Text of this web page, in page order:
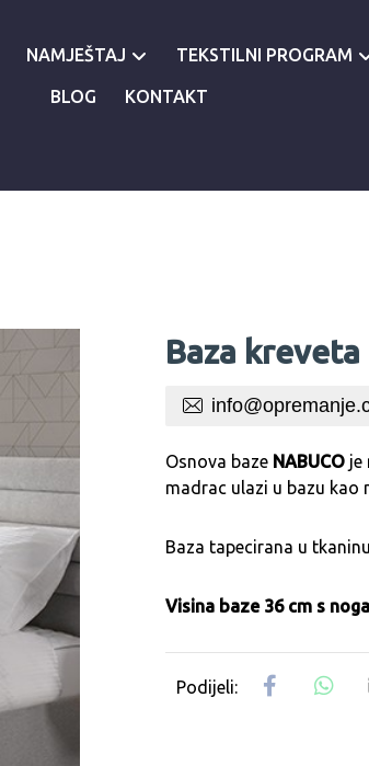
NAMJEŠTAJ TEKSTILNI PROGRAM
BLOG KONTAKT
Baza kreveta
Osnova baze NABUCO je
madrac ulazi u bazu kao
Baza tapecirana u
Visina baze 36 cm s